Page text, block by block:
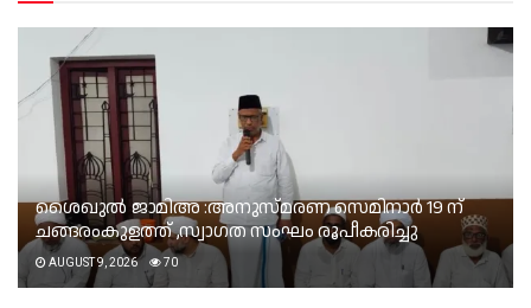
ശൈഖുൽ ജാമിഅ :അനുസ്മരണ സെമിനാർ 19 ന്
ചങ്ങരംകുളത്ത് ,സ്വാഗത സംഘം രൂപീകരിച്ചു
AUGUST 9, 2026 70